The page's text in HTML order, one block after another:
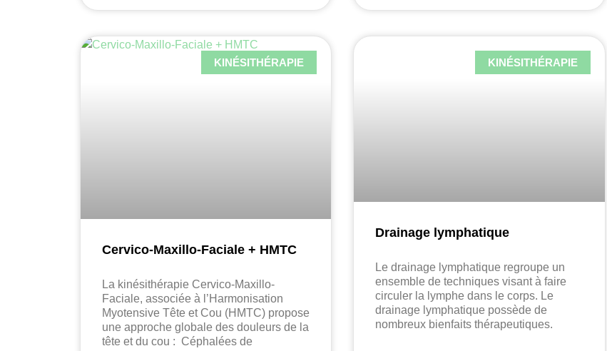
KINÉSITHÉRAPIE
Cervico-Maxillo-Faciale + HMTC
La kinésithérapie Cervico-Maxillo-
Faciale, associée à l’Harmonisation
Myotensive Tête et Cou (HMTC) propose
une approche globale des douleurs de la
tête et du cou : Céphalées de
KINÉSITHÉRAPIE
Drainage lymphatique
Le drainage lymphatique regroupe un
ensemble de techniques visant à faire
circuler la lymphe dans le corps. Le
drainage lymphatique possède de
nombreux bienfaits thérapeutiques.